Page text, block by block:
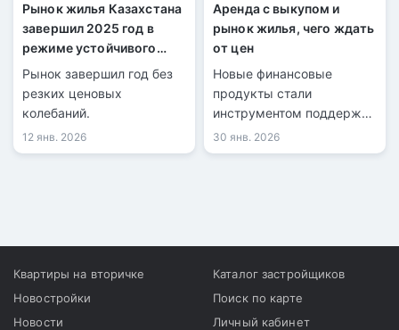
Рынок жилья Казахстана
завершил 2025 год в
режиме устойчивого
роста
Рынок завершил год без
резких ценовых
колебаний.
12 янв. 2026
Аренда с выкупом и
рынок жилья, чего ждать
от цен
Новые финансовые
продукты стали
инструментом поддержки
продаж у застройщиков.
30 янв. 2026
Квартиры на вторичке
Новостройки
Новости
Каталог застройщиков
Поиск по карте
Личный кабинет